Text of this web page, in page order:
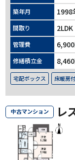
築年月 1998
間取り 2LDK
管理費
修繕積立金
宅配ボックス 床暖房
中古マンション レ